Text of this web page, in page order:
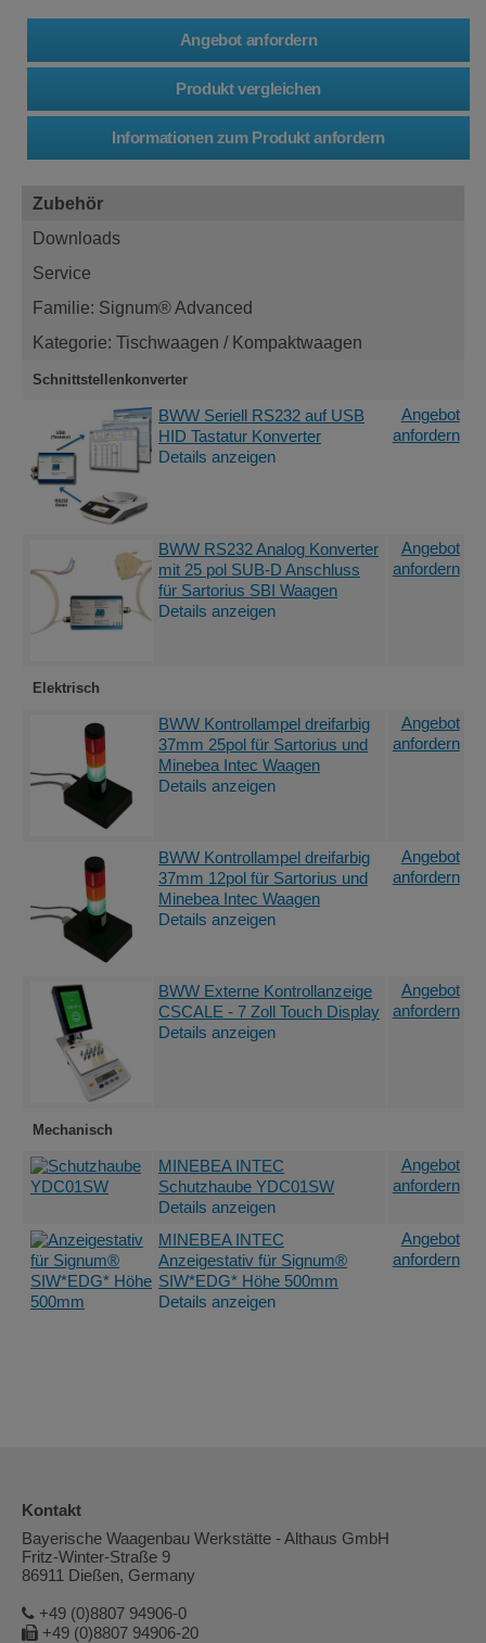
Zubehör
Downloads
Service
Familie: Signum® Advanced
Kategorie: Tischwaagen / Kompaktwaagen
Schnittstellenkonverter
BWW Seriell RS232 auf USB
HID Tastatur Konverter
Details anzeigen
Angebot
anfordern
BWW RS232 Analog Konverter
mit 25 pol SUB-D Anschluss
für Sartorius SBI Waagen
Details anzeigen
Angebot
anfordern
Elektrisch
BWW Kontrollampel dreifarbig
37mm 25pol für Sartorius und
Minebea Intec Waagen
Details anzeigen
Angebot
anfordern
BWW Kontrollampel dreifarbig
37mm 12pol für Sartorius und
Minebea Intec Waagen
Details anzeigen
Angebot
anfordern
BWW Externe Kontrollanzeige
CSCALE - 7 Zoll Touch Display
Details anzeigen
Angebot
anfordern
Mechanisch
MINEBEA INTEC
Schutzhaube YDC01SW
Details anzeigen
Angebot
anfordern
MINEBEA INTEC
Anzeigestativ für Signum®
SIW*EDG* Höhe 500mm
Details anzeigen
Angebot
anfordern
Kontakt
Bayerische Waagenbau Werkstätte - Althaus GmbH
Fritz-Winter-Straße 9
86911 Dießen, Germany
+49 (0)8807 94906-0
+49 (0)8807 94906-20